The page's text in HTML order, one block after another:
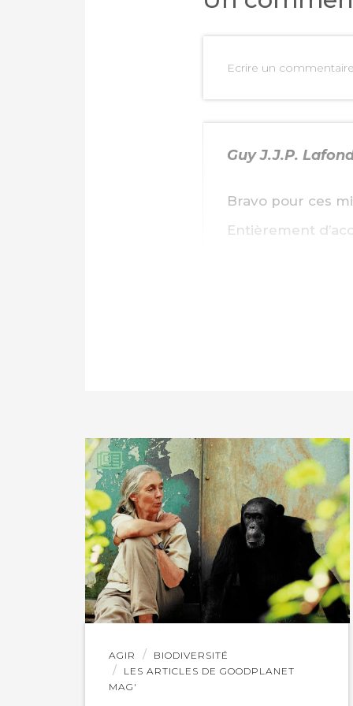
IMPRIMER
Ecrire un commentaire
Guy J.J.P.
Bravo pour ces
Entièrement
À nos vélos, à
AGIR
BIODIVERSITÉ
LES ARTICLES DE GOODPLANET
MAG'
Lire
l'article